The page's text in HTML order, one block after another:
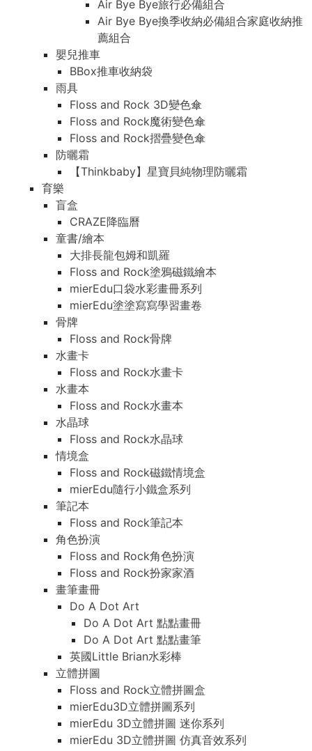
Air Bye Bye旅行必備組合
Air Bye Bye換季收納必備組合家庭收納推
薦組合
嬰兒推車
BBox推車收納袋
雨具
Floss and Rock 3D變色傘
Floss and Rock魔術變色傘
Floss and Rock摺疊變色傘
防曬霜
【Thinkbaby】星寶貝純物理防曬霜
育樂
盲盒
CRAZE降臨曆
童書/繪本
大排長龍包姆和凱羅
Floss and Rock塗鴉磁鐵繪本
mierEdu口袋水彩畫冊系列
mierEdu塗塗寫寫學習畫卷
骨牌
Floss and Rock骨牌
水畫卡
Floss and Rock水畫卡
水畫本
Floss and Rock水畫本
水晶球
Floss and Rock水晶球
情境盒
Floss and Rock磁鐵情境盒
mierEdu隨行小鐵盒系列
筆記本
Floss and Rock筆記本
角色扮演
Floss and Rock角色扮演
Floss and Rock扮家家酒
畫筆畫冊
Do A Dot Art
Do A Dot Art 點點畫冊
Do A Dot Art 點點畫筆
英國Little Brian水彩棒
立體拼圖
Floss and Rock立體拼圖盒
mierEdu3D立體拼圖系列
mierEdu 3D立體拼圖 迷你系列
mierEdu 3D立體拼圖 仿真音效系列